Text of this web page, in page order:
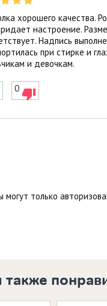
хорошего качества.
настроение.
Надпись
при стирке и
и девочкам.
0
могут только
также